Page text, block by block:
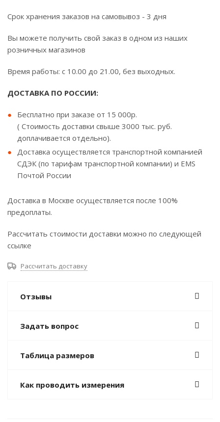
Срок хранения заказов на самовывоз - 3 дня
Вы можете получить свой заказ в одном из наших
розничных магазинов
Время работы: с 10.00 до 21.00, без выходных.
ДОСТАВКА ПО РОССИИ:
Бесплатно при заказе от 15 000р.
( Стоимость доставки свыше 3000 тыс. руб.
доплачивается отдельно).
Доставка осуществляется транспортной компанией
СДЭК (по тарифам транспортной компании) и EMS
Почтой России
Доставка в Москве осуществляется после 100%
предоплаты.
Рассчитать стоимости доставки можно по следующей
ссылке
Рассчитать доставку
Отзывы
Задать вопрос
Таблица размеров
Как проводить измерения